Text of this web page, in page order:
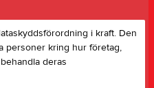
i kraft. Den
personer kring hur företag,
deras